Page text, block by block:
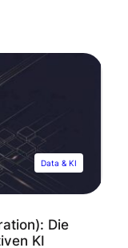
Was
Was sind
deine
Data & KI
Die
KI